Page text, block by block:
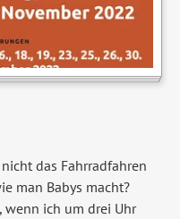
das Fahrradfahren
man Babys macht?
wenn ich um drei Uhr